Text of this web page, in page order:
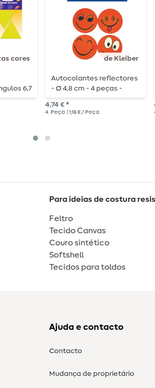
cores
6,7
de Kleiber
Autocolantes reflectores
- Ø 4,8 cm - 4 peças -
laranja néon
4,74 € *
4 Peça | 1,18 € / Peça
Para ideias de costura
Feltro
Tecido Canvas
Couro sintético
Softshell
Tecidos para toldos
Ajuda e contacto
Contacto
Mudança de proprietário